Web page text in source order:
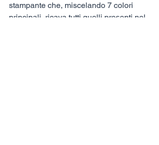
stampante che, miscelando 7 colori
principali, ricava tutti quelli presenti nel